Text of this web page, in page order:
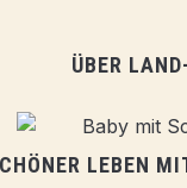
ÜBER
LEBEN